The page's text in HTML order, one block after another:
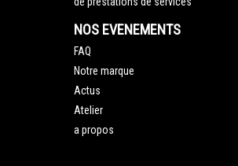
NOS EVENEMENTS
FAQ
Notre marque
Actus
Atelier
a propos